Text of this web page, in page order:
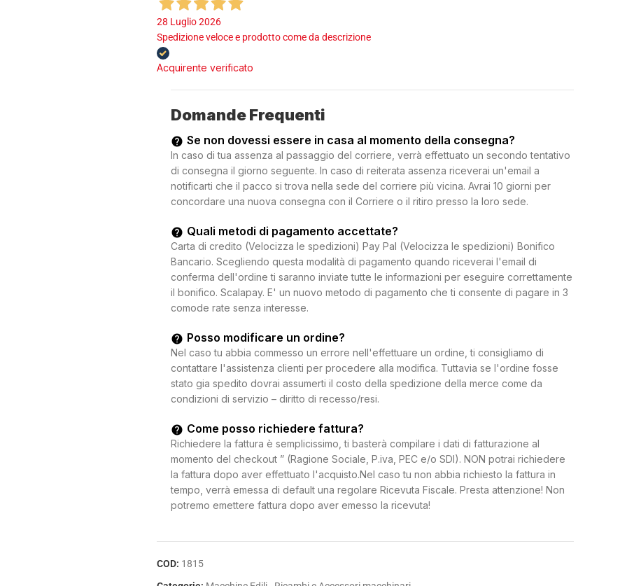
28 Luglio 2026
Spedizione veloce e prodotto come da descrizione
Acquirente verificato
Domande Frequenti
Se non dovessi essere in casa al momento della consegna?
In caso di tua assenza al passaggio del corriere, verrà effettuato un secondo tentativo
di consegna il giorno seguente. In caso di reiterata assenza riceverai un'email a
notificarti che il pacco si trova nella sede del corriere più vicina. Avrai 10 giorni per
concordare una nuova consegna con il Corriere o il ritiro presso la loro sede.
Quali metodi di pagamento accettate?
Carta di credito (Velocizza le spedizioni) Pay Pal (Velocizza le spedizioni) Bonifico
Bancario. Scegliendo questa modalità di pagamento quando riceverai l'email di
conferma dell'ordine ti saranno inviate tutte le informazioni per eseguire correttamente
il bonifico. Scalapay. E' un nuovo metodo di pagamento che ti consente di pagare in 3
comode rate senza interesse.
Posso modificare un ordine?
Nel caso tu abbia commesso un errore nell'effettuare un ordine, ti consigliamo di
contattare l'assistenza clienti per procedere alla modifica. Tuttavia se l'ordine fosse
stato gia spedito dovrai assumerti il costo della spedizione della merce come da
condizioni di servizio – diritto di recesso/resi.
Come posso richiedere fattura?
Richiedere la fattura è semplicissimo, ti basterà compilare i dati di fatturazione al
momento del checkout ” (Ragione Sociale, P.iva, PEC e/o SDI). NON potrai richiedere
la fattura dopo aver effettuato l'acquisto.Nel caso tu non abbia richiesto la fattura in
tempo, verrà emessa di default una regolare Ricevuta Fiscale. Presta attenzione! Non
potremo emettere fattura dopo aver emesso la ricevuta!
COD: 1815